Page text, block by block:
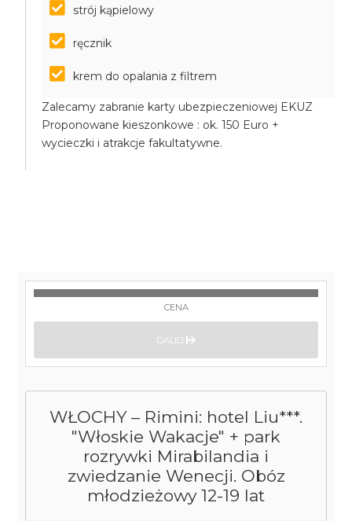
strój kąpielowy
ręcznik
krem do opalania z filtrem
Zalecamy zabranie karty ubezpieczeniowej EKUZ
Proponowane kieszonkowe : ok. 150 Euro +
wycieczki i atrakcje fakultatywne.
WŁOCHY – Rimini: hotel Liu***.
"Włoskie Wakacje" + park
rozrywki Mirabilandia i
zwiedzanie Wenecji. Obóz
młodzieżowy 12-19 lat
CENA
DALEJ